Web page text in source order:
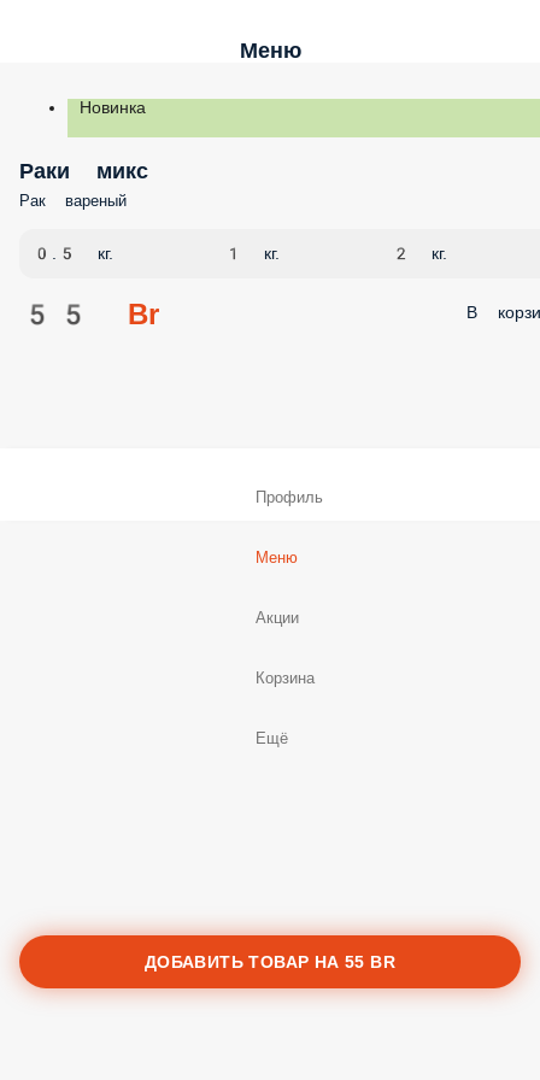
Меню
Новинка
Раки микс
Рак вареный
0.5 кг. 1 кг. 2 кг.
55 Br В
ДОБАВИТЬ ТОВАР НА55 BR
Профиль
Меню
Акции
Корзина
Ещё